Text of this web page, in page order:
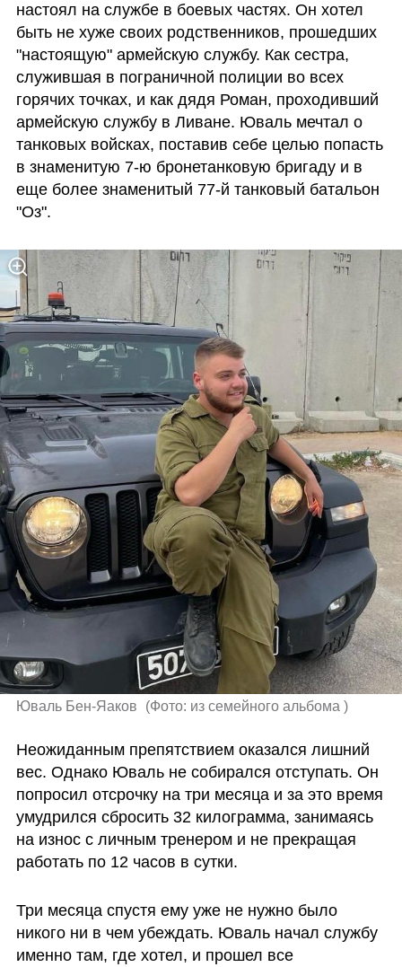
настоял на службе в боевых частях. Он хотел
быть не хуже своих родственников, прошедших
"настоящую" армейскую службу. Как сестра,
служившая в пограничной полиции во всех
горячих точках, и как дядя Роман, проходивший
армейскую службу в Ливане. Юваль мечтал о
танковых войсках, поставив себе целью попасть
в знаменитую 7-ю бронетанковую бригаду и в
еще более знаменитый 77-й танковый батальон
"Оз".
Юваль Бен-Яаков (Фото: из семейного альбома )
Неожиданным препятствием оказался лишний
вес. Однако Юваль не собирался отступать. Он
попросил отсрочку на три месяца и за это время
умудрился сбросить 32 килограмма, занимаясь
на износ с личным тренером и не прекращая
работать по 12 часов в сутки.
Три месяца спустя ему уже не нужно было
никого ни в чем убеждать. Юваль начал службу
именно там, где хотел, и прошел все